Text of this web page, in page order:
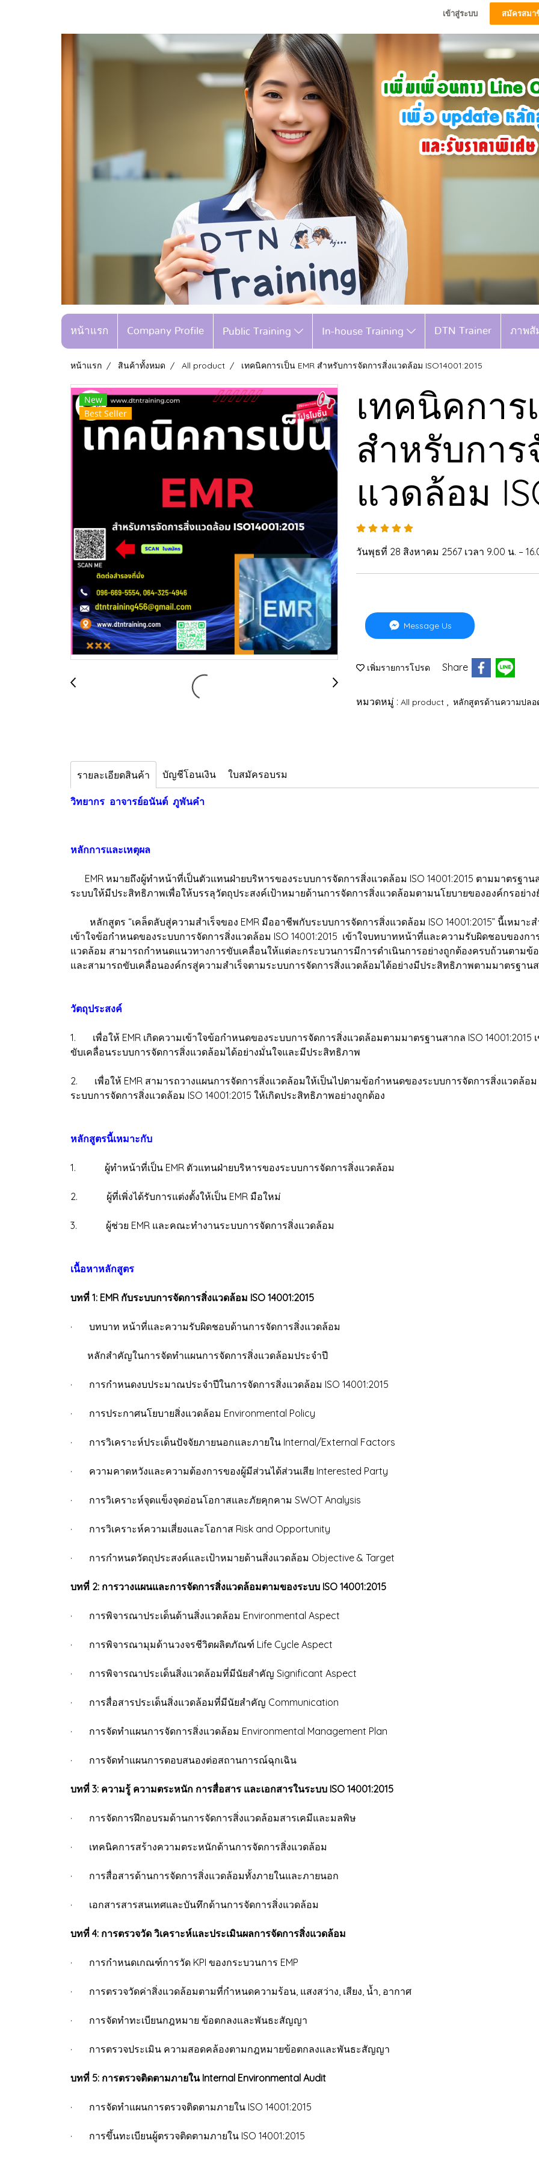
เข้าสู่ระบบ สมัครสมา
หน้าแรก Company Profile Public Training In-house Training DTN Trainer ภาพสั
หน้าแรก สินค้าทั้งหมด All product เทคนิคการเป็น EMR สำหรับการจัดการสิ่งแวดล้อม ISO14001:2015
New
Best Seller
เทคนิคการ
สำหรับการ
แวดล้อม
วันพุธที่ 28 สิงหาคม 2567 เวลา 9.00 น. –
Message Us
เพิ่มรายการโปรด Share
หมวดหมู่ : All product หลักสูตรด้านความปลอ
รายละเอียดสินค้า บัญชีโอนเงิน ใบสมัครอบรม
วิทยากร อาจารย์อนันต์ ภูพันคำ
หลักการและเหตุผล
EMR หมายถึงผู้ทำหน้าที่เป็นตัวแทนฝ่ายบริหารของระบบการจัดการสิ่งแวดล้อม ISO 14001:2015 ตามมาตรฐา
ระบบให้มีประสิทธิภาพเพื่อให้บรรลุวัตถุประสงค์เป้าหมายด้านการจัดการสิ่งแวดล้อมตามนโยบายขององค์กรอย่าง
หลักสูตร “เคล็ดลับสู่ความสำเร็จของ EMR มืออาชีพกับระบบการจัดการสิ่งแวดล้อม ISO 14001:2015” นี้เหมาะ
เข้าใจข้อกำหนดของระบบการจัดการสิ่งแวดล้อม ISO 14001:2015 เข้าใจบทบาทหน้าที่และความรับผิดชอบของก
แวดล้อม สามารถกำหนดแนวทางการขับเคลื่อนให้แต่ละกระบวนการมีการดำเนินการอย่างถูกต้องครบถ้วนตามข้
และสามารถขับเคลื่อนองค์กรสู่ความสำเร็จตามระบบการจัดการสิ่งแวดล้อมได้อย่างมีประสิทธิภาพตามมาตรฐาน
วัตถุประสงค์
1. เพื่อให้ EMR เกิดความเข้าใจข้อกำหนดของระบบการจัดการสิ่งแวดล้อมตามมาตรฐานสากล ISO
ขับเคลื่อนระบบการจัดการสิ่งแวดล้อมได้อย่างมั่นใจและมีประสิทธิภาพ
2. เพื่อให้ EMR สามารถวางแผนการจัดการสิ่งแวดล้อมให้เป็นไปตามข้อกำหนดของระบบการจัดการสิ่งแวดล้อม
ระบบการจัดการสิ่งแวดล้อม ISO 14001:2015 ให้เกิดประสิทธิภาพอย่างถูกต้อง
หลักสูตรนี้เหมาะกับ
1. ผู้ทำหน้าที่เป็น EMR ตัวแทนฝ่ายบริหารของระบบการจัดการสิ่งแวดล้อม
2. ผู้ที่เพิ่งได้รับการแต่งตั้งให้เป็น EMR มือใหม่
3. ผู้ช่วย EMR และคณะทำงานระบบการจัดการสิ่งแวดล้อม
เนื้อหาหลักสูตร
บทที่ 1: EMR กับระบบการจัดการสิ่งแวดล้อม ISO 14001:2015
· บทบาท หน้าที่และความรับผิดชอบด้านการจัดการสิ่งแวดล้อม
หลักสำคัญในการจัดทำแผนการจัดการสิ่งแวดล้อมประจำปี
· การกำหนดงบประมาณประจำปีในการจัดการสิ่งแวดล้อม ISO 14001:2015
· การประกาศนโยบายสิ่งแวดล้อม Environmental Policy
· การวิเคราะห์ประเด็นปัจจัยภายนอกและภายใน Internal/External Factors
· ความคาดหวังและความต้องการของผู้มีส่วนได้ส่วนเสีย Interested Party
· การวิเคราะห์จุดแข็งจุดอ่อนโอกาสและภัยคุกคาม SWOT Analysis
· การวิเคราะห์ความเสี่ยงและโอกาส Risk and Opportunity
· การกำหนดวัตถุประสงค์และเป้าหมายด้านสิ่งแวดล้อม Objective & Target
บทที่ 2: การวางแผนและการจัดการสิ่งแวดล้อมตามของระบบ ISO 14001:2015
· การพิจารณาประเด็นด้านสิ่งแวดล้อม Environmental Aspect
· การพิจารณามุมด้านวงจรชีวิตผลิตภัณฑ์ Life Cycle Aspect
· การพิจารณาประเด็นสิ่งแวดล้อมที่มีนัยสำคัญ Significant Aspect
· การสื่อสารประเด็นสิ่งแวดล้อมที่มีนัยสำคัญ Communication
· การจัดทำแผนการจัดการสิ่งแวดล้อม Environmental Management Plan
· การจัดทำแผนการตอบสนองต่อสถานการณ์ฉุกเฉิน
บทที่ 3: ความรู้ ความตระหนัก การสื่อสาร และเอกสารในระบบ ISO 14001:2015
· การจัดการฝึกอบรมด้านการจัดการสิ่งแวดล้อมสารเคมีและมลพิษ
· เทคนิคการสร้างความตระหนักด้านการจัดการสิ่งแวดล้อม
· การสื่อสารด้านการจัดการสิ่งแวดล้อมทั้งภายในและภายนอก
· เอกสารสารสนเทศและบันทึกด้านการจัดการสิ่งแวดล้อม
บทที่ 4: การตรวจวัด วิเคราะห์และประเมินผลการจัดการสิ่งแวดล้อม
· การกำหนดเกณฑ์การวัด KPI ของกระบวนการ EMP
· การตรวจวัดค่าสิ่งแวดล้อมตามที่กำหนดความร้อน, แสงสว่าง, เสียง, น้ำ, อากาศ
· การจัดทำทะเบียนกฎหมาย ข้อตกลงและพันธะสัญญา
· การตรวจประเมิน ความสอดคล้องตามกฎหมายข้อตกลงและพันธะสัญญา
บทที่ 5: การตรวจติดตามภายใน Internal Environmental Audit
· การจัดทำแผนการตรวจติดตามภายใน ISO 14001:2015
· การขึ้นทะเบียนผู้ตรวจติดตามภายใน ISO 14001:2015